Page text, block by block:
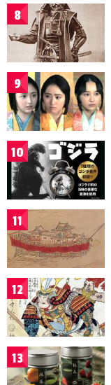
8
9
10
11
12
13